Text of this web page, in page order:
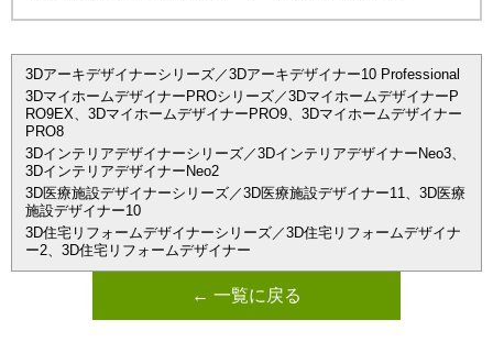
3Dアーキデザイナーシリーズ／3Dアーキデザイナー10 Professional
3DマイホームデザイナーPROシリーズ／3DマイホームデザイナーP
RO9EX、3DマイホームデザイナーPRO9、3Dマイホームデザイナー
PRO8
3Dインテリアデザイナーシリーズ／3DインテリアデザイナーNeo3、
3DインテリアデザイナーNeo2
3D医療施設デザイナーシリーズ／3D医療施設デザイナー11、3D医療
施設デザイナー10
3D住宅リフォームデザイナーシリーズ／3D住宅リフォームデザイナ
ー2、3D住宅リフォームデザイナー
← 一覧に戻る